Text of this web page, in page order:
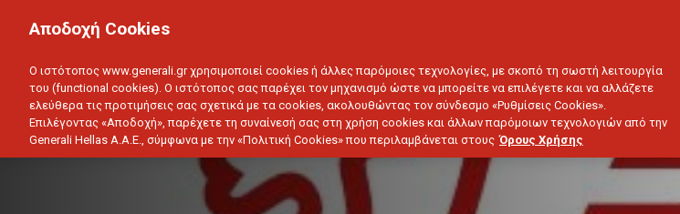
ΥΓΕΙΑ ΑΥΤΟΚΙΝΗΤΟ ΣΠΙΤΙ ΑΠΟΤΑΜΙΕΥΣΗ & ΕΠΕΝΔΥΣΕΙΣ ΤΑΞΙΔΙ ΣΚΑΦΟΣ
Αποδοχή Cookies
Ο ιστότοπος www.generali.gr χρησιμοποιεί cookies ή άλλες παρόμοιες τεχνολογίες, με σκοπό τη σωστή λειτουργία
του (functional cookies). Ο ιστότοπος σας παρέχει τον μηχανισμό ώστε να μπορείτε να επιλέγετε και να αλλάζετε
ελεύθερα τις προτιμήσεις σας σχετικά με τα cookies, ακολουθώντας τον σύνδεσμο «Ρυθμίσεις Cookies».
Επιλέγοντας «Αποδοχή», παρέχετε τη συναίνεσή σας στη χρήση cookies και άλλων παρόμοιων τεχνολογιών από την
Generali Hellas A.A.E., σύμφωνα με την «Πολιτική Cookies» που περιλαμβάνεται στους Όρους Χρήσης